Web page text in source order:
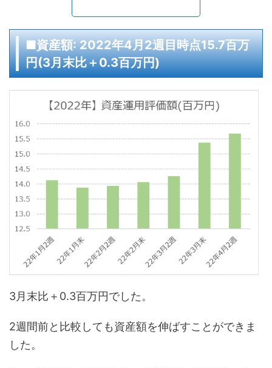
■資産額: 2022年4月2週目時点15.7百万
円(3月末比＋0.3百万円)
3月末比＋0.3百万円でした。
2週間前と比較しても資産額を伸ばすことができま
した。